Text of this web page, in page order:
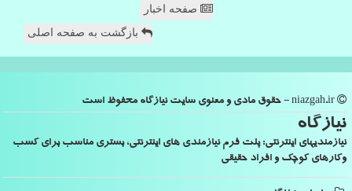
صفحه اخبار
بازگشت به صفحه اصلی
نیازگاه
نیازمندیهای اینترنتی: پلت فرم نیازمندی های اینترنتی، بستری مناسب برای کسب
وکارهای کوچک و افراد حقیقی